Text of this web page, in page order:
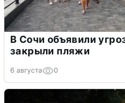
В Сочи объявили
закрыли пляжи
6 августа 0